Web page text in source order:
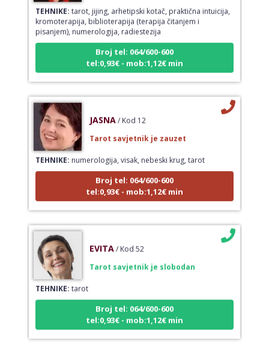
TEHNIKE:tarot, jijing, arhetipski kotač, praktična intuicija,
kromoterapija, biblioterapija (terapija čitanjem i
pisanjem), numerologija, radiestezija
Broj tel: 064/600-600
tel:0,93€ - mob:1,12€ min
JASNA / Kod 12
Tarot savjetnik je zauzet
TEHNIKE:numerologija, visak, nebeski krug, tarot
Broj tel: 064/600-600
tel:0,93€ - mob:1,12€ min
EVITA / Kod 52
Tarot savjetnik je slobodan
TEHNIKE:tarot
Broj tel: 064/600-600
tel:0,93€ - mob:1,12€ min